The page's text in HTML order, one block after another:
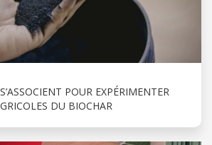
POUR EXPÉRIMENTER
DU BIOCHAR